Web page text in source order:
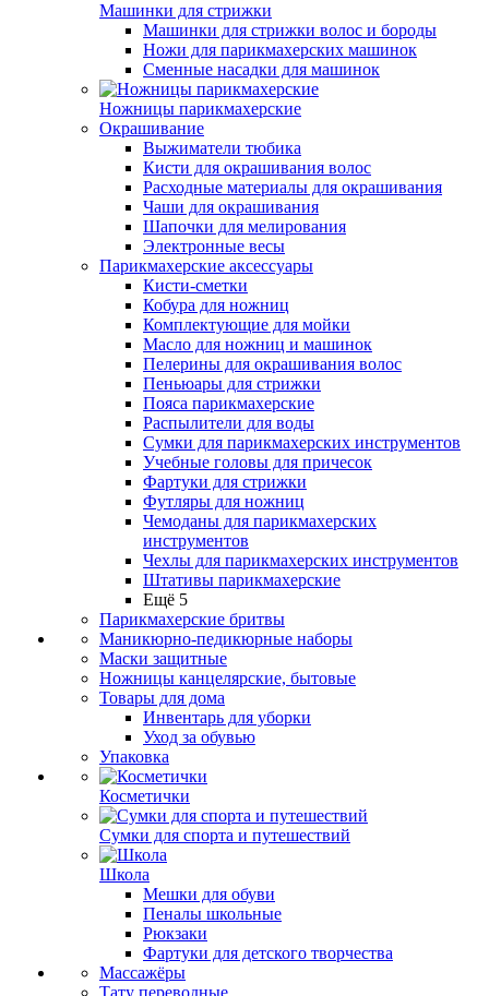
Машинки для стрижки
Машинки для стрижки волос и бороды
Ножи для парикмахерских машинок
Сменные насадки для машинок
Ножницы парикмахерские
Окрашивание
Выжиматели тюбика
Кисти для окрашивания волос
Расходные материалы для окрашивания
Чаши для окрашивания
Шапочки для мелирования
Электронные весы
Парикмахерские аксессуары
Кисти-сметки
Кобура для ножниц
Комплектующие для мойки
Масло для ножниц и машинок
Пелерины для окрашивания волос
Пеньюары для стрижки
Пояса парикмахерские
Распылители для воды
Сумки для парикмахерских инструментов
Учебные головы для причесок
Фартуки для стрижки
Футляры для ножниц
Чемоданы для парикмахерских
инструментов
Чехлы для парикмахерских инструментов
Штативы парикмахерские
Ещё 5
Парикмахерские бритвы
Маникюрно-педикюрные наборы
Маски защитные
Ножницы канцелярские, бытовые
Товары для дома
Инвентарь для уборки
Уход за обувью
Упаковка
Косметички
Сумки для спорта и путешествий
Школа
Мешки для обуви
Пеналы школьные
Рюкзаки
Фартуки для детского творчества
Массажёры
Тату переводные